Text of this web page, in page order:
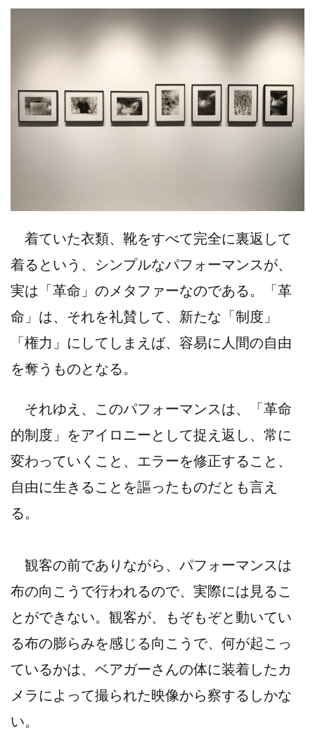
着ていた衣類、靴をすべて完全に裏返して
着るという、シンプルなパフォーマンスが、
実は「革命」のメタファーなのである。「革
命」は、それを礼賛して、新たな「制度」
「権力」にしてしまえば、容易に人間の自由
を奪うものとなる。
それゆえ、このパフォーマンスは、「革命
的制度」をアイロニーとして捉え返し、常に
変わっていくこと、エラーを修正すること、
自由に生きることを謳ったものだとも言え
る。
観客の前でありながら、パフォーマンスは
布の向こうで行われるので、実際には見るこ
とができない。観客が、もぞもぞと動いてい
る布の膨らみを感じる向こうで、何が起こっ
ているかは、ベアガーさんの体に装着したカ
メラによって撮られた映像から察するしかな
い。